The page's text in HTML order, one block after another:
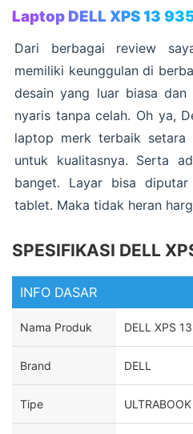
Laptop DELL XPS 13
Dari berbagai review
memiliki keunggulan di
desain yang luar biasa dan
nyaris tanpa celah. Oh ya,
laptop merk terbaik setara
untuk kualitasnya. Serta
banget. Layar bisa
tablet. Maka tidak heran
SPESIFIKASI DELL
INFO DASAR
Nama Produk DELL XPS
Brand DELL
Tipe ULTRABOOK